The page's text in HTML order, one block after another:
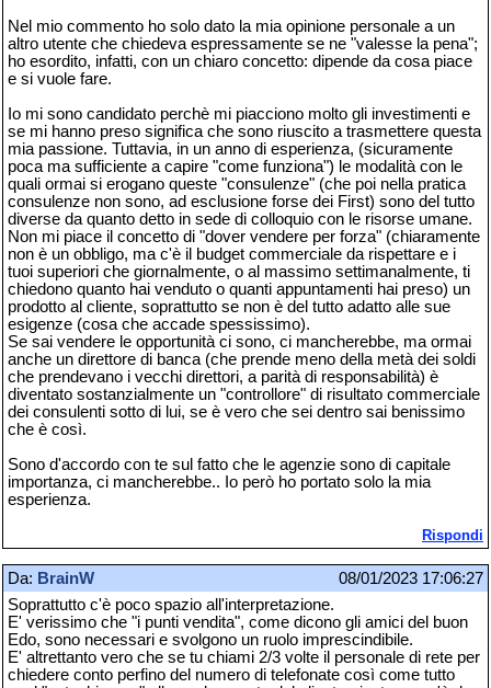
Nel mio commento ho solo dato la mia opinione personale a un
altro utente che chiedeva espressamente se ne "valesse la pena";
ho esordito, infatti, con un chiaro concetto: dipende da cosa piace
e si vuole fare.
Io mi sono candidato perchè mi piacciono molto gli investimenti e
se mi hanno preso significa che sono riuscito a trasmettere questa
mia passione. Tuttavia, in un anno di esperienza, (sicuramente
poca ma sufficiente a capire "come funziona") le modalità con le
quali ormai si erogano queste "consulenze" (che poi nella pratica
consulenze non sono, ad esclusione forse dei First) sono del tutto
diverse da quanto detto in sede di colloquio con le risorse umane.
Non mi piace il concetto di "dover vendere per forza" (chiaramente
non è un obbligo, ma c'è il budget commerciale da rispettare e i
tuoi superiori che giornalmente, o al massimo settimanalmente, ti
chiedono quanto hai venduto o quanti appuntamenti hai preso) un
prodotto al cliente, soprattutto se non è del tutto adatto alle sue
esigenze (cosa che accade spessissimo).
Se sai vendere le opportunità ci sono, ci mancherebbe, ma ormai
anche un direttore di banca (che prende meno della metà dei soldi
che prendevano i vecchi direttori, a parità di responsabilità) è
diventato sostanzialmente un "controllore" di risultato commerciale
dei consulenti sotto di lui, se è vero che sei dentro sai benissimo
che è così.
Sono d'accordo con te sul fatto che le agenzie sono di capitale
importanza, ci mancherebbe.. Io però ho portato solo la mia
esperienza.
Rispondi
Da: BrainW
08/01/2023 17:06:27
Soprattutto c'è poco spazio all'interpretazione.
E' verissimo che "i punti vendita", come dicono gli amici del buon
Edo, sono necessari e svolgono un ruolo imprescindibile.
E' altrettanto vero che se tu chiami 2/3 volte il personale di rete per
chiedere conto perfino del numero di telefonate così come tutto